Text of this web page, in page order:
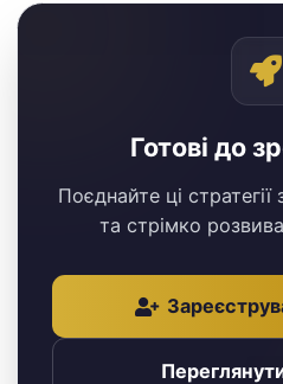
Готові до
Поєднайте ці
та стрімко